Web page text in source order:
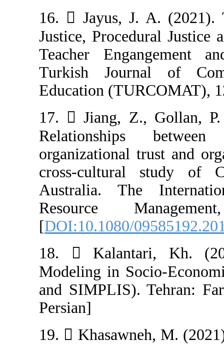
16.  Jayus,
Justice,
Teacher
Turkish
Education
17.  Jiang,
organizational
cross-
Australia.
Resource
[DOI:10.1080/
18. 
Modeling in
and SIMPLIS).
19. 